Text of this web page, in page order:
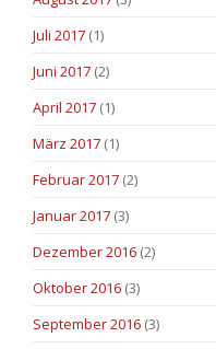
Juli 2017 (1)
Juni 2017 (2)
April 2017 (1)
März 2017 (1)
Februar 2017 (2)
Januar 2017 (3)
Dezember 2016 (2)
Oktober 2016 (3)
September 2016 (3)